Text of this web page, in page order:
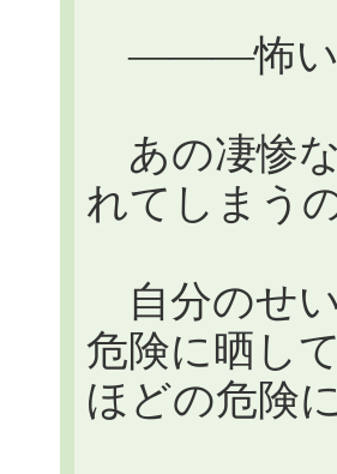
―――怖い
あの凄惨
れてしまう
自分のせ
危険に晒し
ほどの危険に